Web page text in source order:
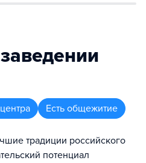
Есть общежитие
традиции российского
потенциал